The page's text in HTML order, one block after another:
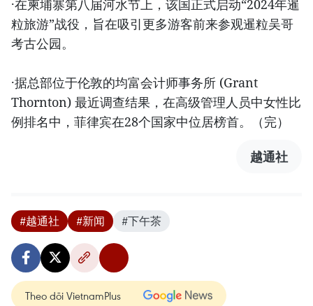
·在柬埔寨第八届河水节上，该国正式启动“2024年暹
粒旅游”战役，旨在吸引更多游客前来参观暹粒吴哥
考古公园。
·据总部位于伦敦的均富会计师事务所 (Grant
Thornton) 最近调查结果，在高级管理人员中女性比
例排名中，菲律宾在28个国家中位居榜首。（完）
越通社
#越通社 #新闻 #下午茶
Theo dõi VietnamPlus